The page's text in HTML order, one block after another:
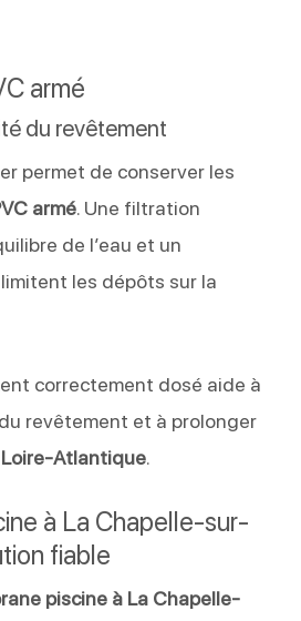
armé
du revêtement
permet de conserver les
armé. Une filtration
de l’eau et un
les dépôts sur la
correctement dosé aide à
revêtement et à prolonger
Loire-Atlantique.
à La Chapelle-sur-
fiable
piscine à La Chapelle-